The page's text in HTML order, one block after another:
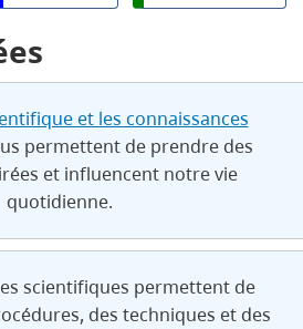
et les connaissances
permettent de prendre des
et influencent notre vie
quotidienne.
scientifiques permettent de
des techniques et des